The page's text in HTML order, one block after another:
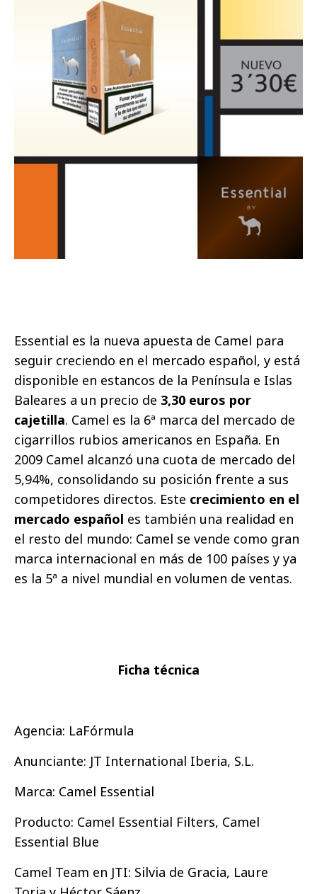
Essential es la nueva apuesta de Camel para
seguir creciendo en el mercado español, y está
disponible en estancos de la Península e Islas
Baleares a un precio de 3,30 euros por
cajetilla. Camel es la 6ª marca del mercado de
cigarrillos rubios americanos en España. En
2009 Camel alcanzó una cuota de mercado del
5,94%, consolidando su posición frente a sus
competidores directos. Este crecimiento en el
mercado español es también una realidad en
el resto del mundo: Camel se vende como gran
marca internacional en más de 100 países y ya
es la 5ª a nivel mundial en volumen de ventas.
Ficha técnica
Agencia: LaFórmula
Anunciante: JT International Iberia, S.L.
Marca: Camel Essential
Producto: Camel Essential Filters, Camel
Essential Blue
Camel Team en JTI: Silvia de Gracia, Laure